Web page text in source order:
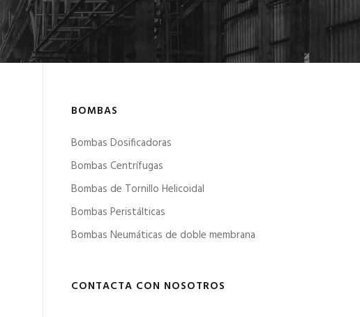
BOMBAS
Bombas Dosificadoras
Bombas Centrífugas
Bombas de Tornillo Helicoidal
Bombas Peristálticas
Bombas Neumáticas de doble membrana
CONTACTA CON NOSOTROS